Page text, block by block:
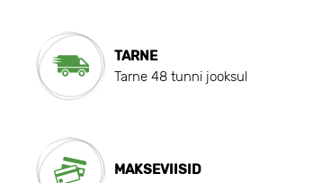
TARNE
Tarne 48 tunni jooksul
MAKSEVIISID